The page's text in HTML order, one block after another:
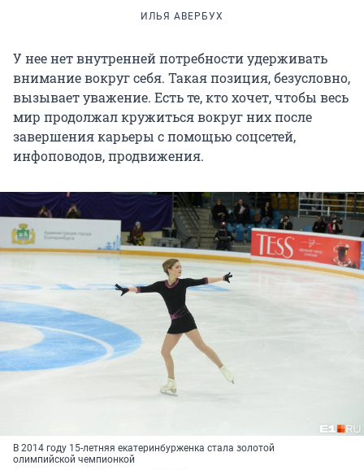
ИЛЬЯ АВЕРБУХ
У нее нет внутренней потребности удерживать
внимание вокруг себя. Такая позиция, безусловно,
вызывает уважение. Есть те, кто хочет, чтобы весь
мир продолжал кружиться вокруг них после
завершения карьеры с помощью соцсетей,
инфоповодов, продвижения.
В 2014 году 15-летняя екатеринбурженка стала золотой
олимпийской чемпионкой